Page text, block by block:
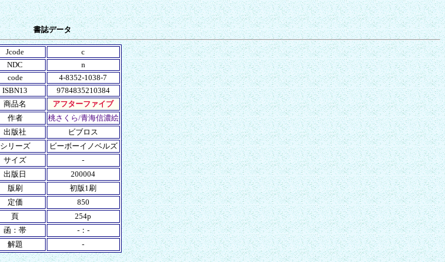
書誌データ
Jcode
c
NDC
n
code
4-8352-1038-7
ISBN13
9784835210384
商品名
アフターファイブ
作者
桃さくら/青海信濃絵
出版社
ビブロス
シリーズ
ビーボーイノベルズ
サイズ
-
出版日
200004
版刷
初版1刷
定価
850
頁
254p
函：帯
-：-
解題
-